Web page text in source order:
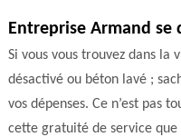
Entreprise Armand
Si vous vous trouvez dans la
désactivé ou béton lavé ;
vos dépenses. Ce n’est pas
cette gratuité de service que